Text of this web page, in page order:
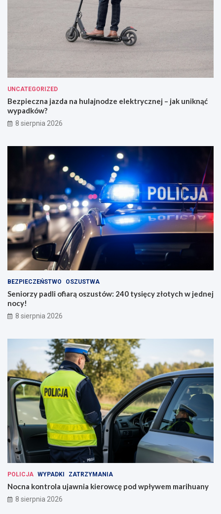
UNCATEGORIZED
Bezpieczna jazda na hulajnodze elektrycznej – jak uniknąć
wypadków?
8 sierpnia 2026
BEZPIECZEŃSTWO OSZUSTWA
Seniorzy padli ofiarą oszustów: 240 tysięcy złotych w jednej
nocy!
8 sierpnia 2026
POLICJA WYPADKI ZATRZYMANIA
Nocna kontrola ujawnia kierowcę pod wpływem marihuany
8 sierpnia 2026